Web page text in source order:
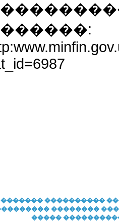
������� ����������
��������
�����